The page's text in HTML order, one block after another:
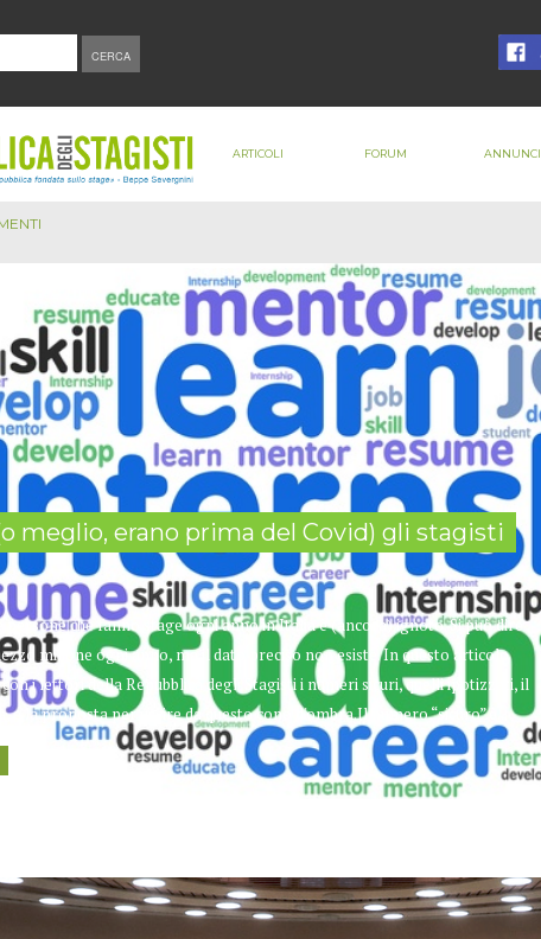
ARTICOLI FORUM ANNUNCI
meglio, erano prima del Covid) gli stagisti
persone che fanno stage ogni anno in Italia è (ancora) ignoto. Si può dire
milione ogni anno, ma il dato preciso non esiste. In questo articolo
con i lettori della Repubblica degli Stagisti i numeri sicuri, quelli ipotizzati, il
e la proposta per uscire da questo cono d'ombra.Il numero “sicuro” è...